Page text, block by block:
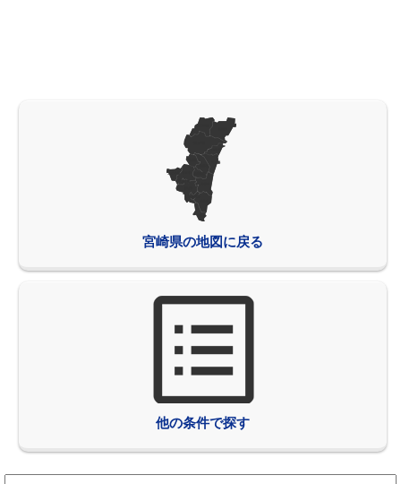
宮崎県の地図に戻る
他の条件で探す